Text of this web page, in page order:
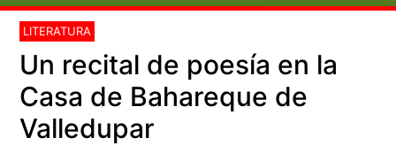
LITERATURA
Un recital de poesía en la
Casa de Bahareque de
Valledupar